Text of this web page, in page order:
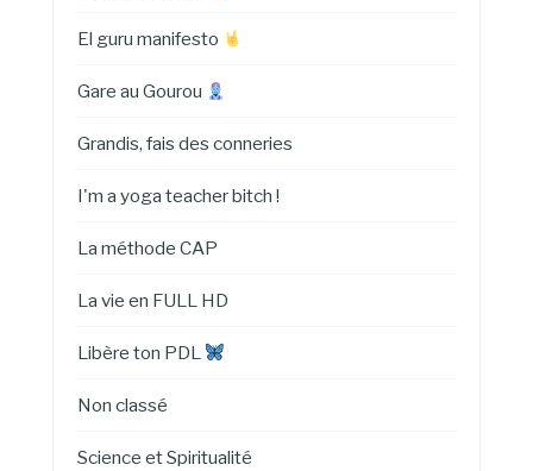
El guru manifesto
Gare au Gourou
Grandis, fais des conneries
I'm a yoga teacher bitch !
La méthode CAP
La vie en FULL HD
Libère ton PDL
Non classé
Science et Spiritualité